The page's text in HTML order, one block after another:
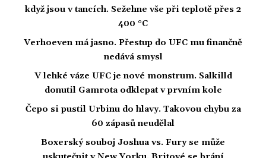
když jsou v tancích. Sežehne vše při teplotě přes 2
400 °C
Verhoeven má jasno. Přestup do UFC mu finančně
nedává smysl
V lehké váze UFC je nové monstrum. Salkilld
donutil Gamrota odklepat v prvním kole
Čepo si pustil Urbinu do hlavy. Takovou chybu za
60 zápasů neudělal
Boxerský souboj Joshua vs. Fury se může